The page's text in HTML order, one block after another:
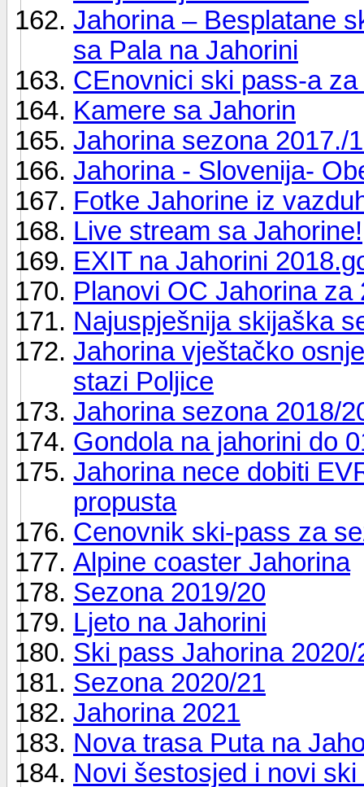
Jahorina – Besplatane
sa Pala na Jahorini
CEnovnici ski pass-a
Kamere sa Jahorin
Jahorina sezona 2017./
Jahorina - Slovenija-
Fotke Jahorine iz
Live stream sa Jahorine!
EXIT na Jahorini
Planovi OC Jahorina za
Najuspješnija skijaška
Jahorina vještačko
stazi Poljice
Jahorina sezona 2018/
Gondola na jahorini do
Jahorina nece dobiti
propusta
Cenovnik ski-pass za
Alpine coaster Jahorina
Sezona 2019/20
Ljeto na Jahorini
Ski pass Jahorina 2020/
Sezona 2020/21
Jahorina 2021
Nova trasa Puta na
Novi šestosjed i novi